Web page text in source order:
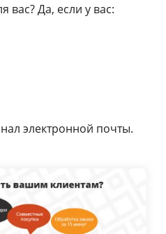
вас? Да, если у вас:
электронной почты.